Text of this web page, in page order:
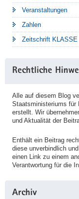
Veranstaltungen
Zahlen
Zeitschrift KLASSE
Rechtliche
Alle auf diesem Blog
Staatsministeriums für
erstellt. Wir
und Aktualität der
Enthält ein Beitrag
diese unverbindlich
einen Link zu einem
Verantwortung für die
Archiv